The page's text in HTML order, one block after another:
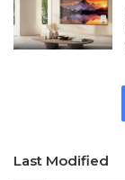
Last Modified